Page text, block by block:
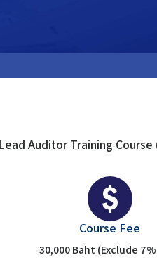
Auditor Training
Course Fee
30,000 Baht (Exclude 7%